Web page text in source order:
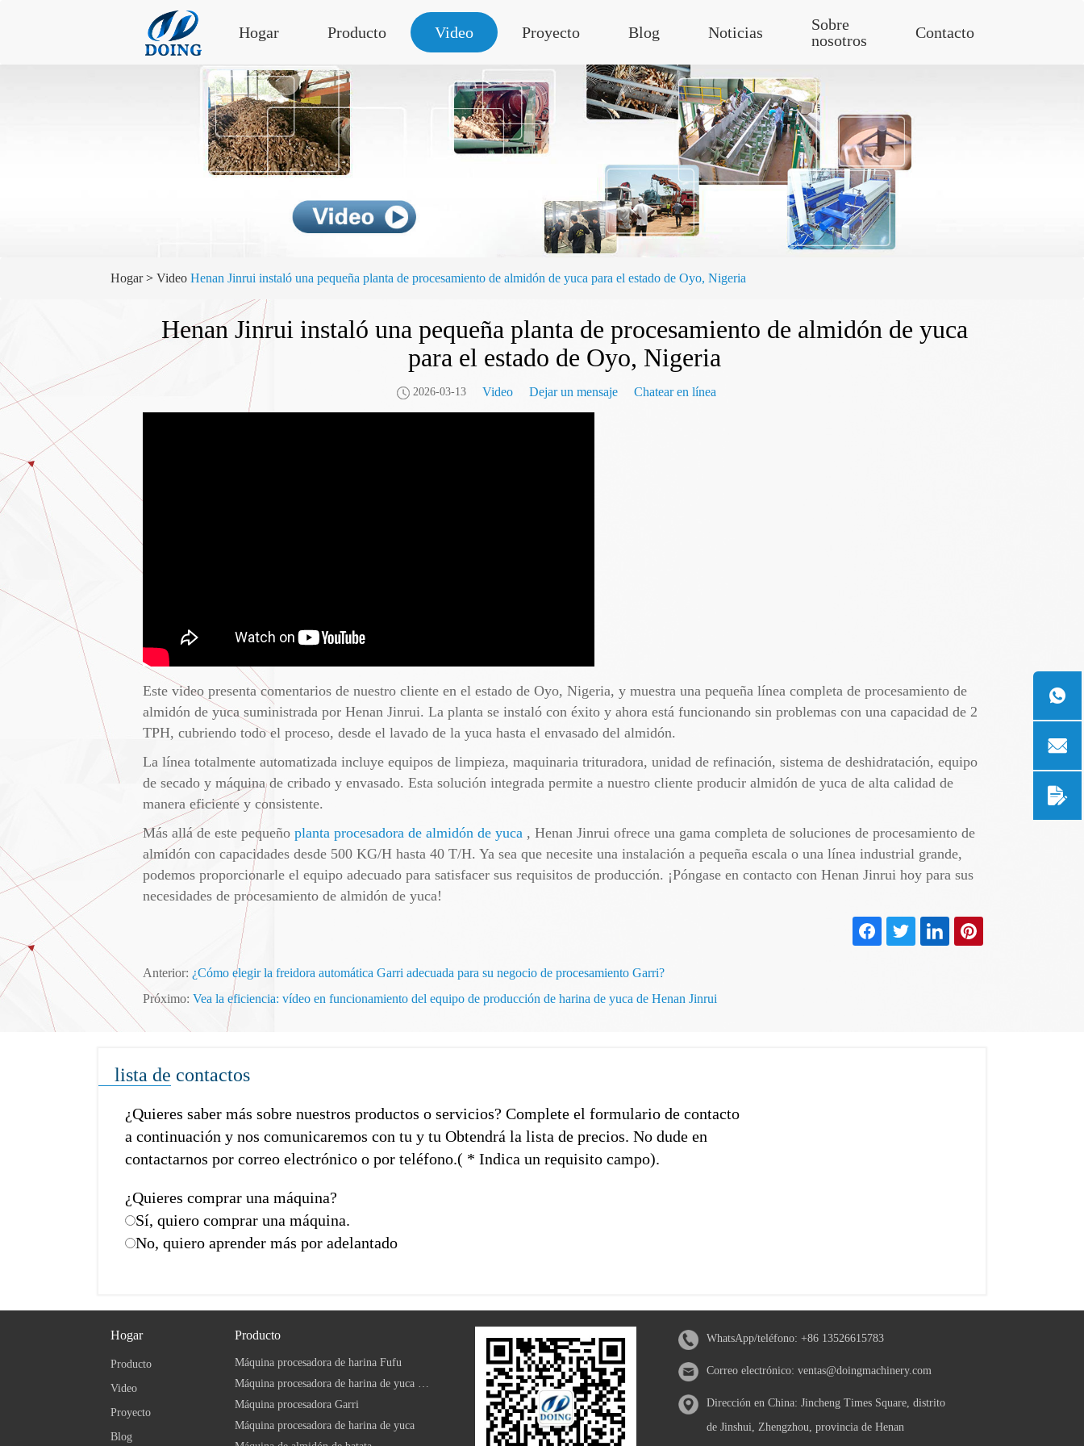
Hogar Producto Video Proyecto Blog Noticias
Sobre
nosotros
Contacto
Hogar> Video Henan Jinrui instaló una pequeña planta de procesamiento de almidón de yuca para el estado de Oyo, Nigeria
Henan Jinrui instaló una pequeña planta de procesamiento de almidón de yuca
para el estado de Oyo, Nigeria
2026-03-13 Video Dejar un mensaje Chatear en línea
Este video presenta comentarios de nuestro cliente en el estado de Oyo, Nigeria, y muestra una pequeña línea completa de procesamiento de
almidón de yuca suministrada por Henan Jinrui. La planta se instaló con éxito y ahora está funcionando sin problemas con una capacidad de 2
TPH, cubriendo todo el proceso, desde el lavado de la yuca hasta el envasado del almidón.
La línea totalmente automatizada incluye equipos de limpieza, maquinaria trituradora, unidad de refinación, sistema de deshidratación, equipo
de secado y máquina de cribado y envasado. Esta solución integrada permite a nuestro cliente producir almidón de yuca de alta calidad de
manera eficiente y consistente.
Más allá de este pequeño planta procesadora de almidón de yuca , Henan Jinrui ofrece una gama completa de soluciones de procesamiento de
almidón con capacidades desde 500 KG/H hasta 40 T/H. Ya sea que necesite una instalación a pequeña escala o una línea industrial grande,
podemos proporcionarle el equipo adecuado para satisfacer sus requisitos de producción. ¡Póngase en contacto con Henan Jinrui hoy para sus
necesidades de procesamiento de almidón de yuca!
Anterior: ¿Cómo elegir la freidora automática Garri adecuada para su negocio de procesamiento Garri?
Próximo: ​Vea la eficiencia: vídeo en funcionamiento del equipo de producción de harina de yuca de Henan Jinrui
lista de contactos
¿Quieres saber más sobre nuestros productos o servicios? Complete el formulario de contacto
a continuación y nos comunicaremos con tu y tu Obtendrá la lista de precios. No dude en
contactarnos por correo electrónico o por teléfono.( * Indica un requisito campo).
¿Quieres comprar una máquina?
Sí, quiero comprar una máquina.
No, quiero aprender más por adelantado
Hogar
Producto
Video
Proyecto
Blog
Producto
Máquina procesadora de harina Fufu
Máquina procesadora de harina de yuca modificada
Máquina procesadora Garri
Máquina procesadora de harina de yuca
WhatsApp/teléfono: +86 13526615783
Correo electrónico: ventas@doingmachinery.com
Dirección en China: Jincheng Times Square, distrito
de Jinshui, Zhengzhou, provincia de Henan